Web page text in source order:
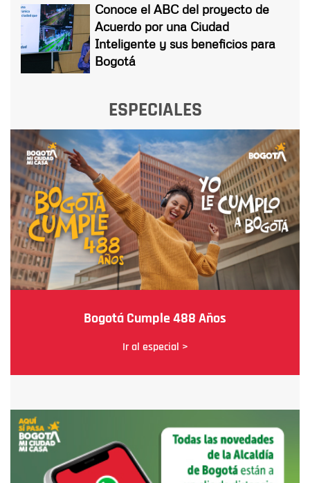
Conoce el ABC del proyecto de
Acuerdo por una Ciudad
Inteligente y sus beneficios para
Bogotá
ESPECIALES
Bogotá Cumple 488 Años
Ir al especial >